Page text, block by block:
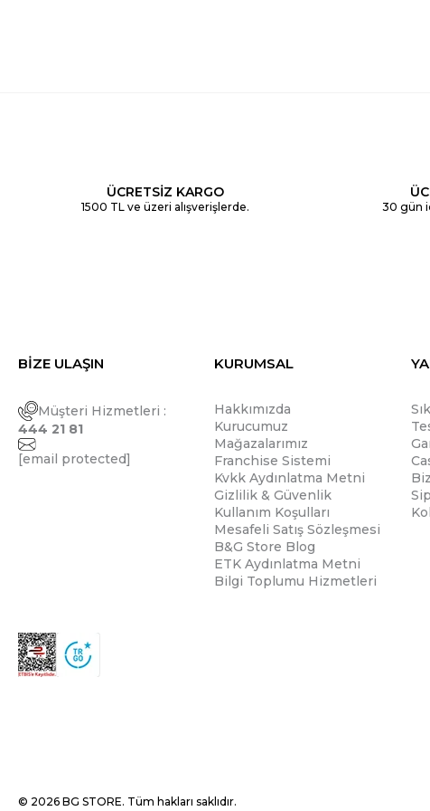
ÜCRETSİZ KARGO
1500 TL ve üzeri alışverişlerde. 30 gün
BİZE ULAŞIN
Müşteri Hizmetleri :
444 21 81
[email protected]
KURUMSAL
Hakkımızda
Kurucumuz
Mağazalarımız
Franchise Sistemi
Kvkk Aydınlatma Metni
Gizlilik & Güvenlik
Kullanım Koşulları
Mesafeli Satış Sözleşmesi
B&G Store Blog
ETK Aydınlatma Metni
Bilgi Toplumu Hizmetleri
© 2026 BG STORE. Tüm hakları saklıdır.